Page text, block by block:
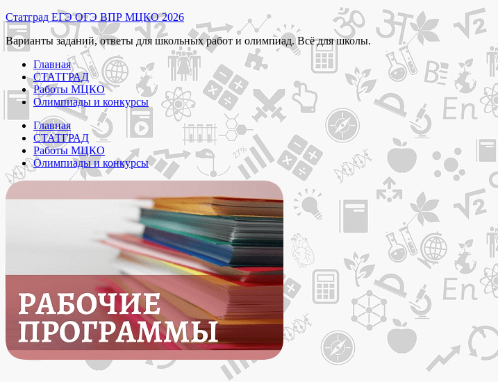
Перейти
к
содержимому
Статград ЕГЭ ОГЭ ВПР МЦКО 2026
Варианты заданий, ответы для школьных работ и олимпиад. Всё для школы.
Главная
СТАТГРАД
Работы МЦКО
Олимпиады и конкурсы
Главная
СТАТГРАД
Работы МЦКО
Олимпиады и конкурсы